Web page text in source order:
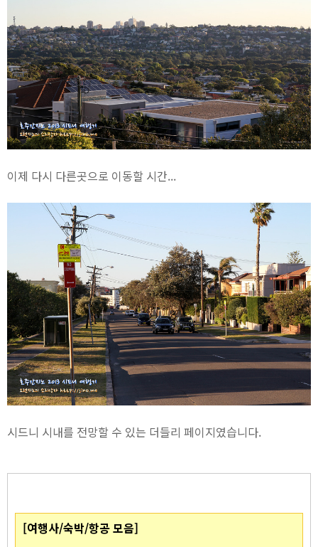
이제 다시 다른곳으로 이동할 시간...
시드니 시내를 전망할 수 있는 더들리 페이지였습니다.
[여행사/숙박/항공 모음]